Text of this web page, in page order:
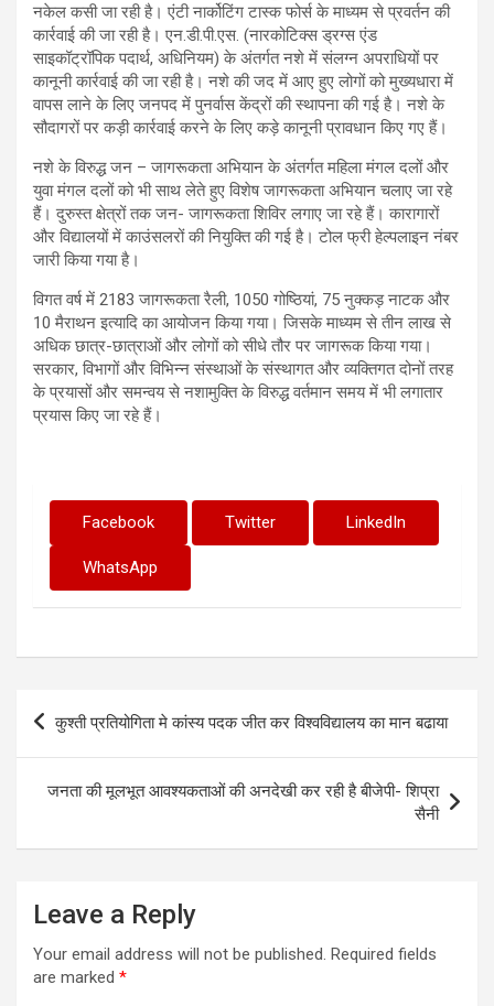
नकेल कसी जा रही है। एंटी नार्कोटिंग टास्क फोर्स के माध्यम से प्रवर्तन की
कार्रवाई की जा रही है। एन.डी.पी.एस. (नारकोटिक्स ड्रग्स एंड
साइकॉट्रॉपिक पदार्थ, अधिनियम) के अंतर्गत नशे में संलग्न अपराधियों पर
कानूनी कार्रवाई की जा रही है। नशे की जद में आए हुए लोगों को मुख्यधारा में
वापस लाने के लिए जनपद में पुनर्वास केंद्रों की स्थापना की गई है। नशे के
सौदागरों पर कड़ी कार्रवाई करने के लिए कड़े कानूनी प्रावधान किए गए हैं।
नशे के विरुद्ध जन – जागरूकता अभियान के अंतर्गत महिला मंगल दलों और
युवा मंगल दलों को भी साथ लेते हुए विशेष जागरूकता अभियान चलाए जा रहे
हैं। दुरुस्त क्षेत्रों तक जन- जागरूकता शिविर लगाए जा रहे हैं। कारागारों
और विद्यालयों में काउंसलरों की नियुक्ति की गई है। टोल फ्री हेल्पलाइन नंबर
जारी किया गया है।
विगत वर्ष में 2183 जागरूकता रैली, 1050 गोष्ठियां, 75 नुक्कड़ नाटक और
10 मैराथन इत्यादि का आयोजन किया गया। जिसके माध्यम से तीन लाख से
अधिक छात्र-छात्राओं और लोगों को सीधे तौर पर जागरूक किया गया।
सरकार, विभागों और विभिन्न संस्थाओं के संस्थागत और व्यक्तिगत दोनों तरह
के प्रयासों और समन्वय से नशामुक्ति के विरुद्ध वर्तमान समय में भी लगातार
प्रयास किए जा रहे हैं।
Facebook Twitter LinkedIn
WhatsApp
Post
navigation
कुश्ती प्रतियोगिता मे कांस्य पदक जीत कर विश्वविद्यालय का मान बढाया
जनता की मूलभूत आवश्यकताओं की अनदेखी कर रही है बीजेपी- शिप्रा
सैनी
Leave a Reply
Your email address will not be published. Required fields
are marked *